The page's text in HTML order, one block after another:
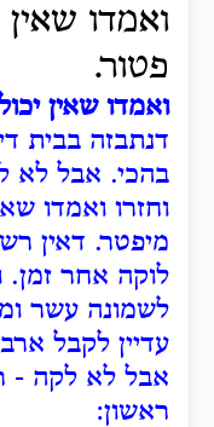
ואמדו
פטור.
ואמדו שאין
דנתבזה בבית
בהכי. אבל לא
וחזרו ואמדו
מיפטר. דאין
לוקה אחר זמן.
לשמונה עשר
עדיין לקבל
אבל לא לקה -
ראשון: